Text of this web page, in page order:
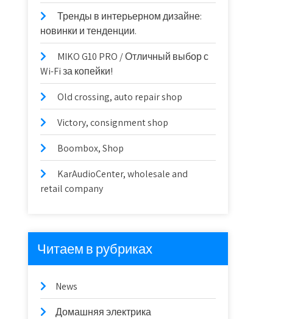
Тренды в интерьерном дизайне:
новинки и тенденции.
MIKO G10 PRO / Отличный выбор с
Wi-Fi за копейки!
Old crossing, auto repair shop
Victory, consignment shop
Boombox, Shop
KarAudioCenter, wholesale and
retail company
Читаем в рубриках
News
Домашняя электрика